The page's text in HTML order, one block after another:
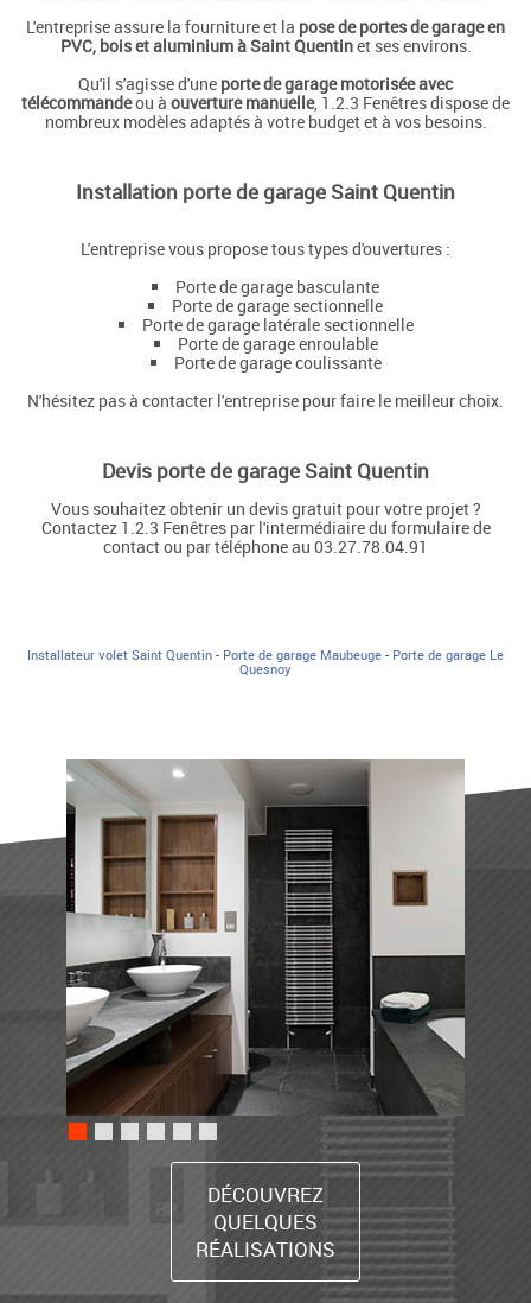
L'entreprise assure la fourniture et la pose de portes de garage en
PVC, bois et aluminium à Saint Quentinet ses environs.
Qu'il s'agisse d'une porte de garage motorisée avec
télécommandeou à ouverture manuelle, 1.2.3 Fenêtres dispose de
nombreux modèles adaptés à votre budget et à vos besoins.
Installation porte de garage Saint Quentin
L'entreprise vous propose tous types d'ouvertures :
Porte de garage basculante
Porte de garage sectionnelle
Porte de garage latérale sectionnelle
Porte de garage enroulable
Porte de garage coulissante
N'hésitez pas à contacter l'entreprise pour faire le meilleur choix.
Devis porte de garage Saint Quentin
Vous souhaitez obtenir un devis gratuit pour votre projet ?
Contactez 1.2.3 Fenêtres par l'intermédiaire du formulaire de
contact ou par téléphone au 03.27.78.04.91
Installateur volet Saint Quentin - Porte de garage Maubeuge - Porte de garage Le
Quesnoy
DÉCOUVREZ
QUELQUES
RÉALISATIONS